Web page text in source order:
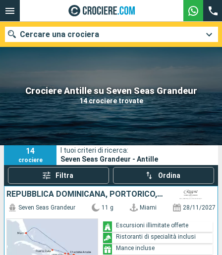
Crociere Antille su Seven Seas Grandeur
14 crociere trovate
Cercare una crociera
Le nostre destinazioni
Mesi di partenza
Porti Compagnie
Ricerca
14
crociere
I tuoi criteri di ricerca:
Seven Seas Grandeur - Antille
Filtra Ordina
REPUBBLICA DOMINICANA, PORTORICO, SAINT MARTIN, FRANCIA, SAINT-VINCENT E LE GRENADINE, STATI UNITI
Seven Seas Grandeur 11 g Miami 28/11/2027
Escursioni illimitate offerte
Ristoranti di specialità inclusi
Mance incluse